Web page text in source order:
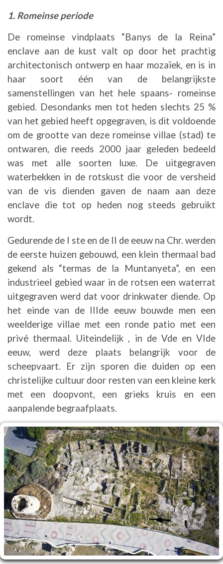
1. Romeinse periode
De romeinse vindplaats “Banys de la Reina”
enclave aan de kust valt op door het prachtig
architectonisch ontwerp en haar mozaïek, en is in
haar soort één van de belangrijkste
samenstellingen van het hele spaans- romeinse
gebied. Desondanks men tot heden slechts 25 %
van het gebied heeft opgegraven, is dit voldoende
om de grootte van deze romeinse villae (stad) te
ontwaren, die reeds 2000 jaar geleden bedeeld
was met alle soorten luxe. De uitgegraven
waterbekken in de rotskust die voor de versheid
van de vis dienden gaven de naam aan deze
enclave die tot op heden nog steeds gebruikt
wordt.
Gedurende de I ste en de II de eeuw na Chr. werden
de eerste huizen gebouwd, een klein thermaal bad
gekend als “termas de la Muntanyeta”, en een
industrieel gebied waar in de rotsen een waterrat
uitgegraven werd dat voor drinkwater diende. Op
het einde van de IIIde eeuw bouwde men een
weelderige villae met een ronde patio met een
privé thermaal. Uiteindelijk , in de Vde en VIde
eeuw, werd deze plaats belangrijk voor de
scheepvaart. Er zijn sporen die duiden op een
christelijke cultuur door resten van een kleine kerk
met een doopvont, een grieks kruis en een
aanpalende begraafplaats.